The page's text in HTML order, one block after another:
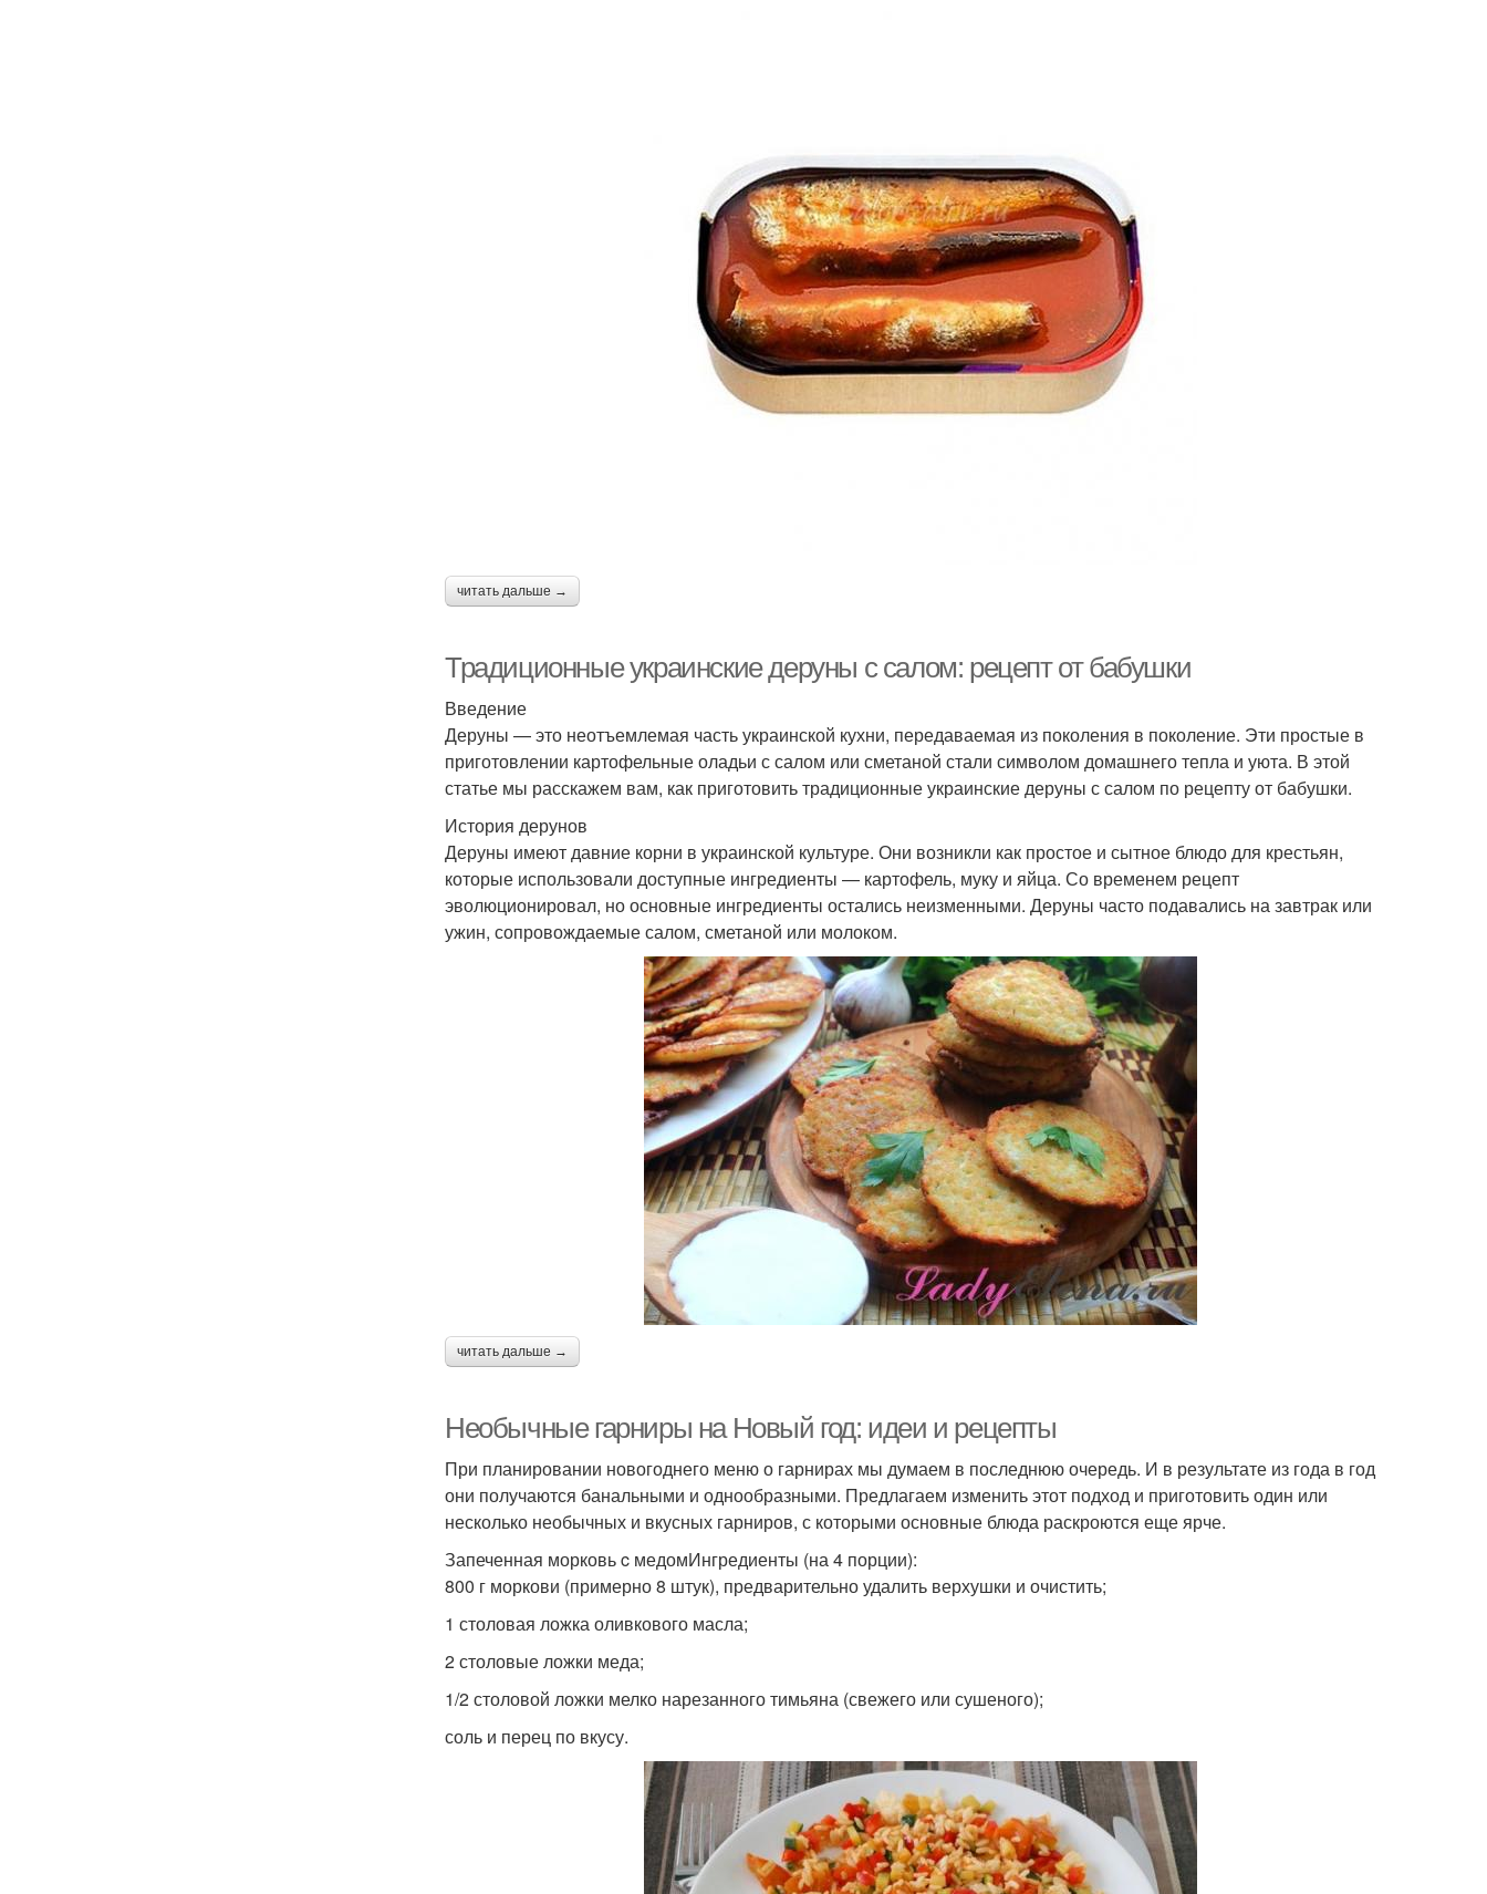
читать дальше →
Традиционные украинские деруны с салом: рецепт от бабушки
Введение
Деруны — это неотъемлемая часть украинской кухни, передаваемая из поколения в поколение. Эти простые в
приготовлении картофельные оладьи с салом или сметаной стали символом домашнего тепла и уюта. В этой
статье мы расскажем вам, как приготовить традиционные украинские деруны с салом по рецепту от бабушки.
История дерунов
Деруны имеют давние корни в украинской культуре. Они возникли как простое и сытное блюдо для крестьян,
которые использовали доступные ингредиенты — картофель, муку и яйца. Со временем рецепт
эволюционировал, но основные ингредиенты остались неизменными. Деруны часто подавались на завтрак или
ужин, сопровождаемые салом, сметаной или молоком.
читать дальше →
Необычные гарниры на Новый год: идеи и рецепты
При планировании новогоднего меню о гарнирах мы думаем в последнюю очередь. И в результате из года в год
они получаются банальными и однообразными. Предлагаем изменить этот подход и приготовить один или
несколько необычных и вкусных гарниров, с которыми основные блюда раскроются еще ярче.
Запеченная морковь c медомИнгредиенты (на 4 порции):
800 г моркови (примерно 8 штук), предварительно удалить верхушки и очистить;
1 столовая ложка оливкового масла;
2 столовые ложки меда;
1/2 столовой ложки мелко нарезанного тимьяна (свежего или сушеного);
соль и перец по вкусу.